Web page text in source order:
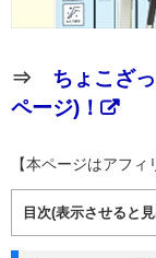
⇒ ちょこざ
ページ)！
【本ページはアフ
目次(表示させると